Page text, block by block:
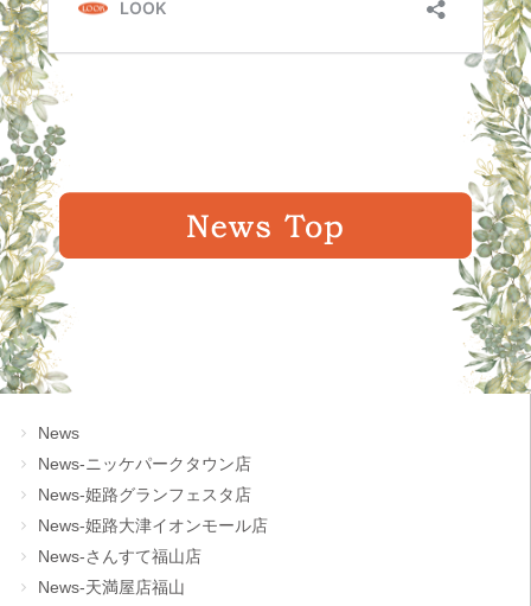
News
News-ニッケパークタウン店
News-姫路グランフェスタ店
News-姫路大津イオンモール店
News-さんすて福山店
News-天満屋店福山